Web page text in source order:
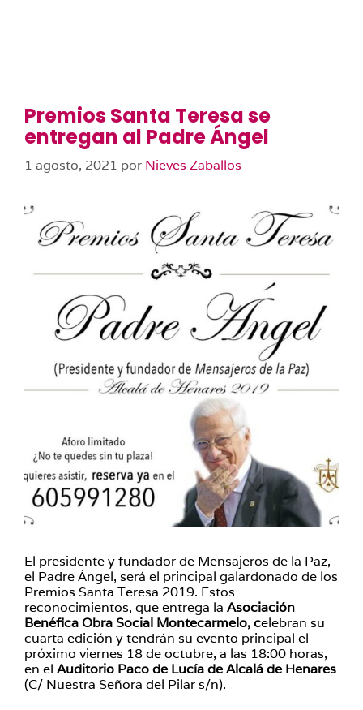
Premios Santa Teresa se
entregan al Padre Ángel
1 agosto, 2021 por Nieves Zaballos
El presidente y fundador de Mensajeros de la Paz,
el Padre Ángel, será el principal galardonado de los
Premios Santa Teresa 2019. Estos
reconocimientos, que entrega la Asociación
Benéfica Obra Social Montecarmelo, celebran su
cuarta edición y tendrán su evento principal el
próximo viernes 18 de octubre, a las 18:00 horas,
en el Auditorio Paco de Lucía de Alcalá de Henares
(C/ Nuestra Señora del Pilar s/n).